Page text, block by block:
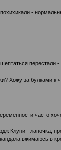
-
перестали
Хожу за
часто
Клуни - лапочка,
вжимаюсь в